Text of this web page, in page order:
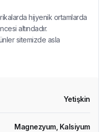
hijyenik ortamlarda
altındadır.
sitemizde asla
Yetişkin
Magnezyum, Kalsiyum